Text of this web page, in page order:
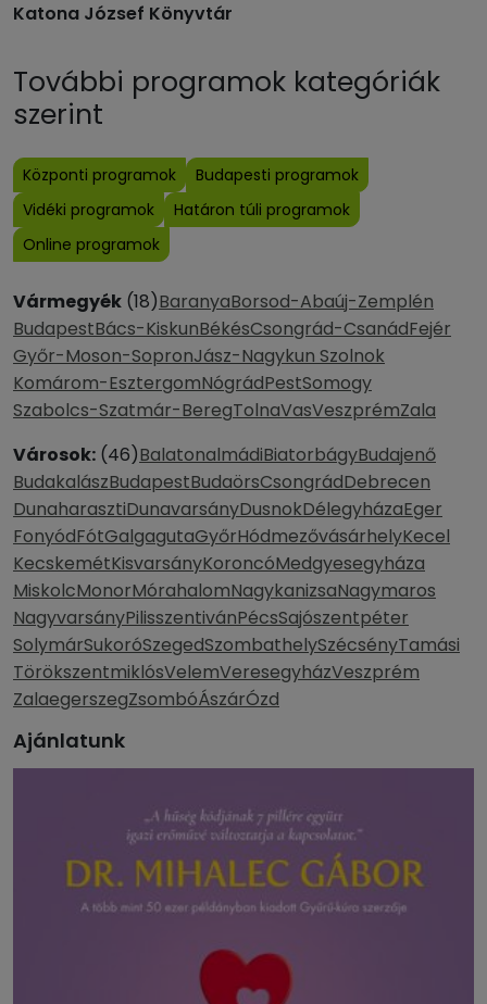
Katona József Könyvtár
További programok kategóriák
szerint
Központi programok
Budapesti programok
Vidéki programok
Határon túli programok
Online programok
Vármegyék (18)BaranyaBorsod-Abaúj-Zemplén
BudapestBács-KiskunBékésCsongrád-CsanádFejér
Győr-Moson-SopronJász-Nagykun Szolnok
Komárom-EsztergomNógrádPestSomogy
Szabolcs-Szatmár-BeregTolnaVasVeszprémZala
Városok: (46)BalatonalmádiBiatorbágyBudajenő
BudakalászBudapestBudaörsCsongrádDebrecen
DunaharasztiDunavarsányDusnokDélegyházaEger
FonyódFótGalgagutaGyőrHódmezővásárhelyKecel
KecskemétKisvarsányKoroncóMedgyesegyháza
MiskolcMonorMórahalomNagykanizsaNagymaros
NagyvarsányPilisszentivánPécsSajószentpéter
SolymárSukoróSzegedSzombathelySzécsényTamási
TörökszentmiklósVelemVeresegyházVeszprém
ZalaegerszegZsombóÁszárÓzd
Ajánlatunk